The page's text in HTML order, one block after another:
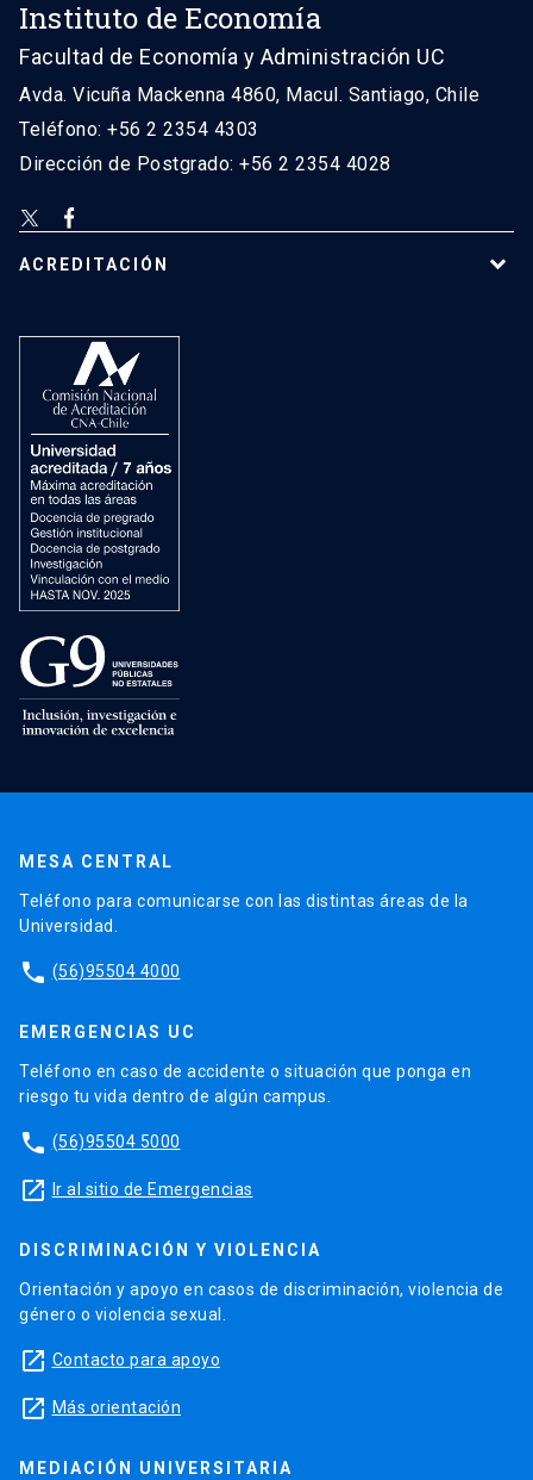
Instituto de Economía
Facultad de Economía y Administración UC
Avda. Vicuña Mackenna 4860, Macul. Santiago, Chile
Teléfono: +56 2 2354 4303
Dirección de Postgrado: +56 2 2354 4028
ACREDITACIÓN
MESA CENTRAL
Teléfono para comunicarse con las distintas áreas de la
Universidad.
phone (56)95504 4000
EMERGENCIAS UC
Teléfono en caso de accidente o situación que ponga en
riesgo tu vida dentro de algún campus.
phone (56)95504 5000
launch Ir al sitio de Emergencias
DISCRIMINACIÓN Y VIOLENCIA
Orientación y apoyo en casos de discriminación, violencia de
género o violencia sexual.
launch Contacto para apoyo
launch Más orientación
MEDIACIÓN UNIVERSITARIA